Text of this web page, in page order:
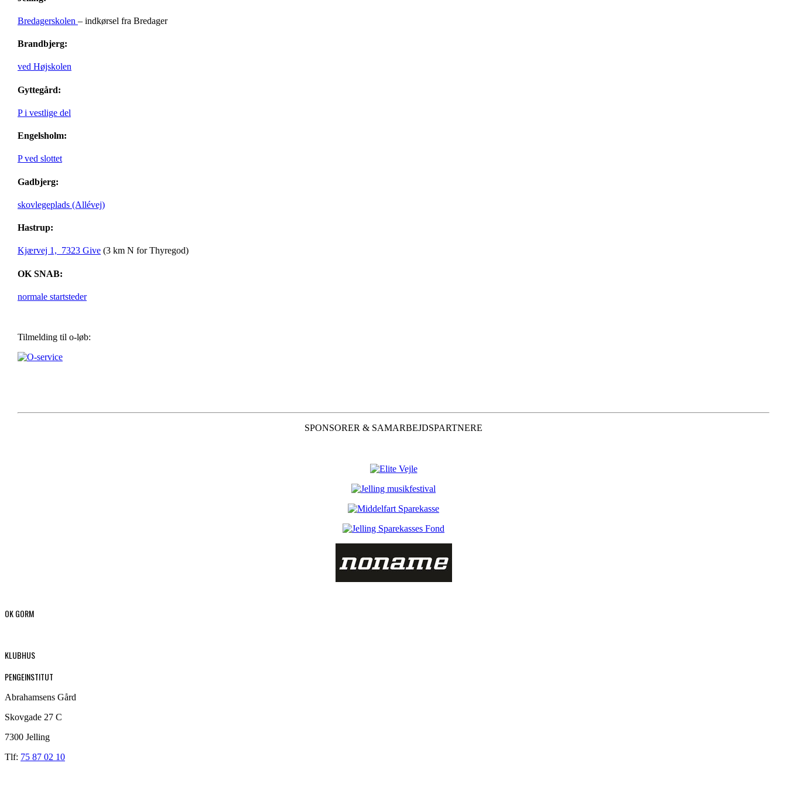
Bredagerskolen – indkørsel fra Bredager
Brandbjerg:
ved Højskolen
Gyttegård:
P i vestlige del
Engelsholm:
P ved slottet
Gadbjerg:
skovlegeplads (Allévej)
Hastrup:
Kjærvej 1, 7323 Give (3 km N for Thyregod)
OK SNAB:
normale startsteder
Tilmelding til o-løb:
SPONSORER & SAMARBEJDSPARTNERE
OK GORM
KLUBHUS
PENGEINSTITUT
Abrahamsens Gård
Skovgade 27 C
7300 Jelling
Tlf: 75 87 02 10